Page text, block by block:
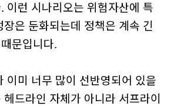
이런 시나리오는 위험자산에 특
은 둔화되는데 정책은 계속 긴
문입니다.
이미 너무 많이 선반영되어 있을
헤드라인 자체가 아니라 서프라이